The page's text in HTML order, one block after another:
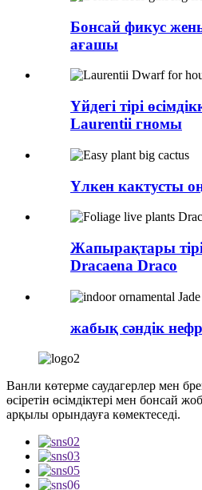
Бонсай фикус
ағашы
Үйдегі тірі
Laurentii гномы
Үлкен кактусты
Жапырақтары тірі
Dracaena Draco
жабық сәндік
Ванли көтерме саудагерлер мен
өсіретін өсімдіктері мен бонсай
арқылы орындауға көмектеседі.